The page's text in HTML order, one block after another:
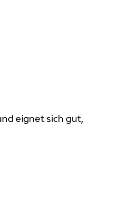
eignet sich gut,